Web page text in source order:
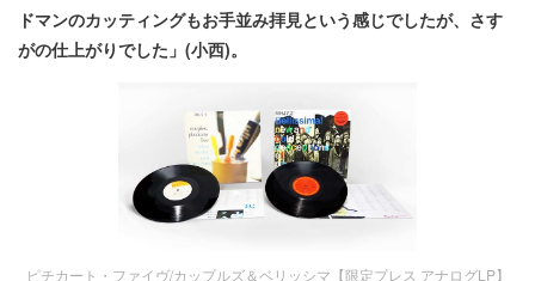
ドマンのカッティングもお手並み拝見という感じでしたが、さす
がの仕上がりでした」(小西)。
ピチカート・ファイヴ/カップルズ＆ベリッシマ【限定プレス アナログLP】